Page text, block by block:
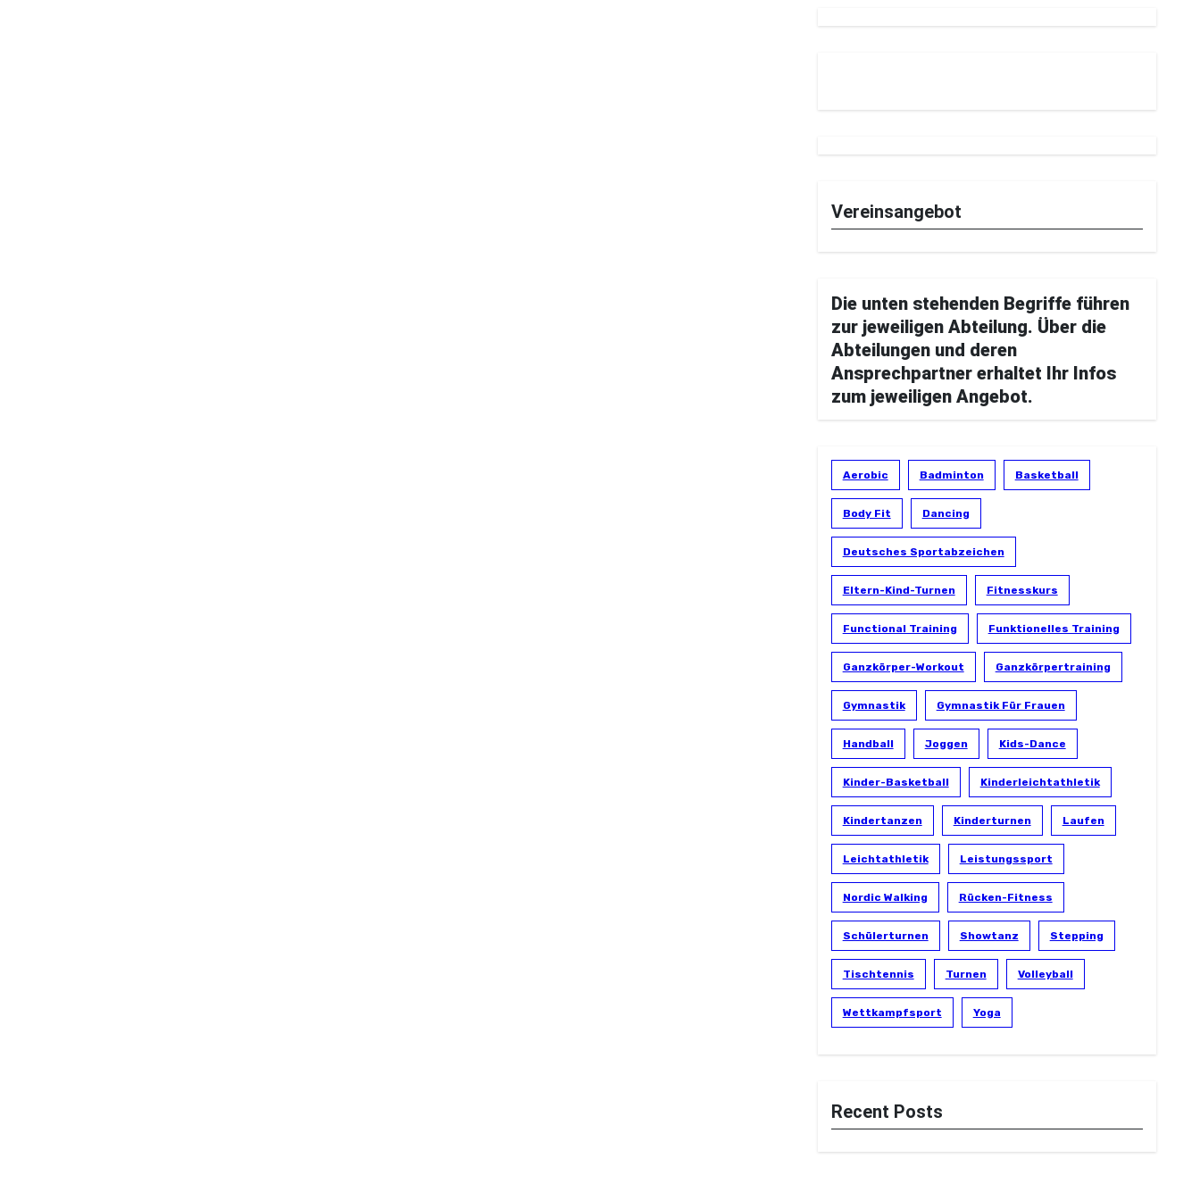
Vereinsangebot
Die unten stehenden Begriffe führen
zur jeweiligen Abteilung. Über die
Abteilungen und deren
Ansprechpartner erhaltet Ihr Infos
zum jeweiligen Angebot.
Aerobic Badminton Basketball
Body Fit Dancing
Deutsches Sportabzeichen
Eltern-Kind-Turnen Fitnesskurs
Functional Training Funktionelles Training
Ganzkörper-Workout Ganzkörpertraining
Gymnastik Gymnastik Für Frauen
Handball Joggen Kids-Dance
Kinder-Basketball Kinderleichtathletik
Kindertanzen Kinderturnen Laufen
Leichtathletik Leistungssport
Nordic Walking Rücken-Fitness
Schülerturnen Showtanz Stepping
Tischtennis Turnen Volleyball
Wettkampfsport Yoga
Recent Posts